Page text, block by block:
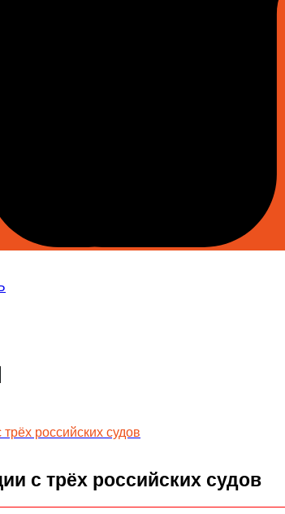
российских судов
с трёх российских судов